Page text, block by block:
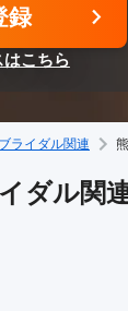
録
こちら
ライダル関連
ダル関